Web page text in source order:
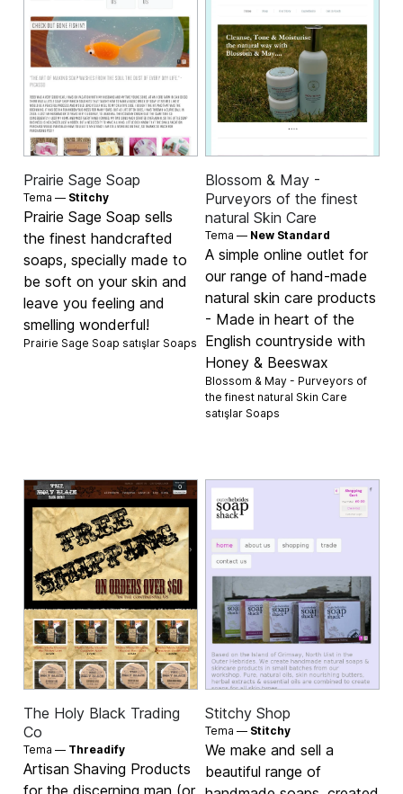
Prairie Sage Soap
Tema — Stitchy
Prairie Sage Soap sells
the finest handcrafted
soaps, specially made to
be soft on your skin and
leave you feeling and
smelling wonderful!
Prairie Sage Soap satışlar Soaps
Blossom & May -
Purveyors of the finest
natural Skin Care
Tema — New Standard
A simple online outlet for
our range of hand-made
natural skin care products
- Made in heart of the
English countryside with
Honey & Beeswax
Blossom & May - Purveyors of
the finest natural Skin Care
satışlar Soaps
The Holy Black Trading
Co
Tema — Threadify
Artisan Shaving Products
for the discerning man (or
Stitchy Shop
Tema — Stitchy
We make and sell a
beautiful range of